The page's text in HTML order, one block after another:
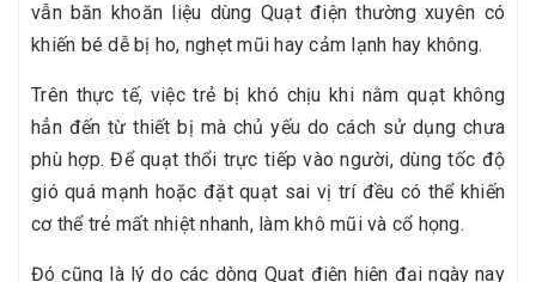
vẫn băn khoăn liệu dùng Quạt điện thường xuyên có
khiến bé dễ bị ho, nghẹt mũi hay cảm lạnh hay không.
Trên thực tế, việc trẻ bị khó chịu khi nằm quạt không
hẳn đến từ thiết bị mà chủ yếu do cách sử dụng chưa
phù hợp. Để quạt thổi trực tiếp vào người, dùng tốc độ
gió quá mạnh hoặc đặt quạt sai vị trí đều có thể khiến
cơ thể trẻ mất nhiệt nhanh, làm khô mũi và cổ họng.
Đó cũng là lý do các dòng Quạt điện hiện đại ngày nay